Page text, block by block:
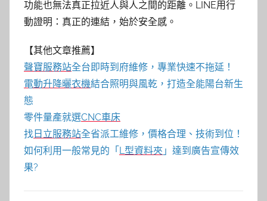
功能也無法真正拉近人與人之間的距離。LINE用行
動證明：真正的連結，始於安全感。
【其他文章推薦】
聲寶服務站全台即時到府維修，專業快速不拖延！
電動升降曬衣機結合照明與風乾，打造全能陽台新生
態
零件量產就選CNC車床
找 日立服務站全省派工維修，價格合理、技術到位！
如何利用一般常見的「 L型資料夾 」達到廣告宣傳效
果?